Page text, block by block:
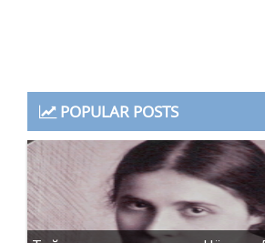
POPULAR POSTS